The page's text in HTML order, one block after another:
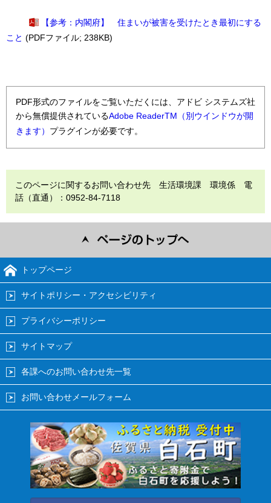
【参考：内閣府】 住まいが被害を受けたとき最初にする
こと (PDFファイル; 238KB)
PDF形式のファイルをご覧いただくには、アドビ システムズ社
から無償提供されているAdobe ReaderTM（別ウインドウが開
きます） プラグインが必要です。
このページに関するお問い合わせ先 生活環境課 環境係 電
話（直通）：0952-84-7118
トップページ
サイトポリシー・アクセシビリティ
プライバシーポリシー
サイトマップ
各課へのお問い合わせ先一覧
お問い合わせメールフォーム